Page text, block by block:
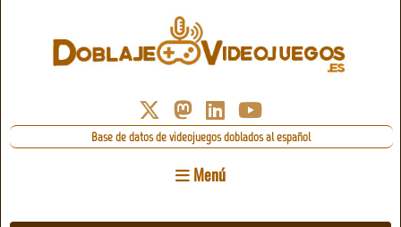
Base de datos de videojuegos doblados al español
Menú